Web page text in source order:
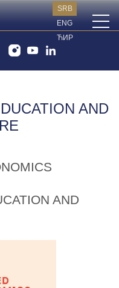
SRB
ENG
ЋИР
AND
AND